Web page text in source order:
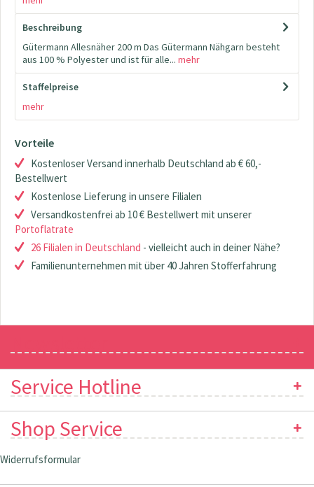
Beschreibung
Gütermann Allesnäher 200 m Das Gütermann Nähgarn besteht
aus 100 % Polyester und ist für alle... mehr
Staffelpreise
mehr
Vorteile
Kostenloser Versand innerhalb Deutschland ab € 60,-
Bestellwert
Kostenlose Lieferung in unsere Filialen
Versandkostenfrei ab 10 € Bestellwert mit unserer
Portoflatrate
26 Filialen in Deutschland - vielleicht auch in deiner Nähe?
Familienunternehmen mit über 40 Jahren Stofferfahrung
Service Hotline
Shop Service
Widerrufsformular